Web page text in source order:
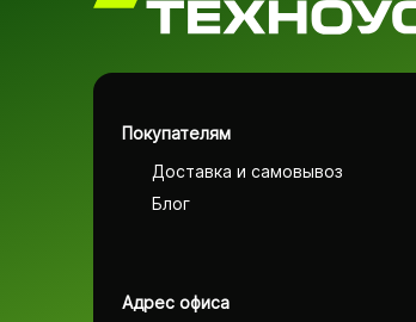
Покупателям
Доставка и самовывоз
Блог
Адрес офиса